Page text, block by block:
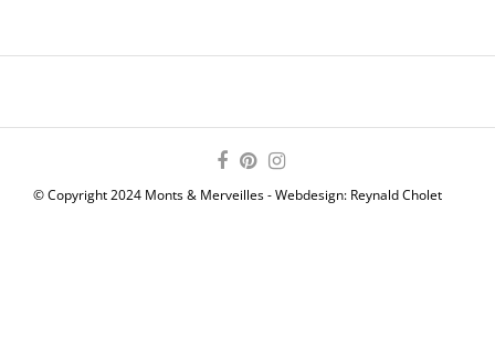
© Copyright 2024 Monts & Merveilles - Webdesign: Reynald Cholet